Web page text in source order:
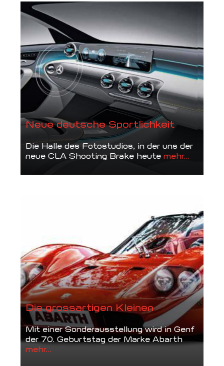
Neue deutsche Sportlichkeit
Die Halle des Fotostudios, in der uns der
neue CLA Shooting Brake heute mehr...
Die grossartigen Kleinen
Mit einer Sonderausstellung wird in Genf
der 70. Geburtstag der Marke Abarth
mehr...